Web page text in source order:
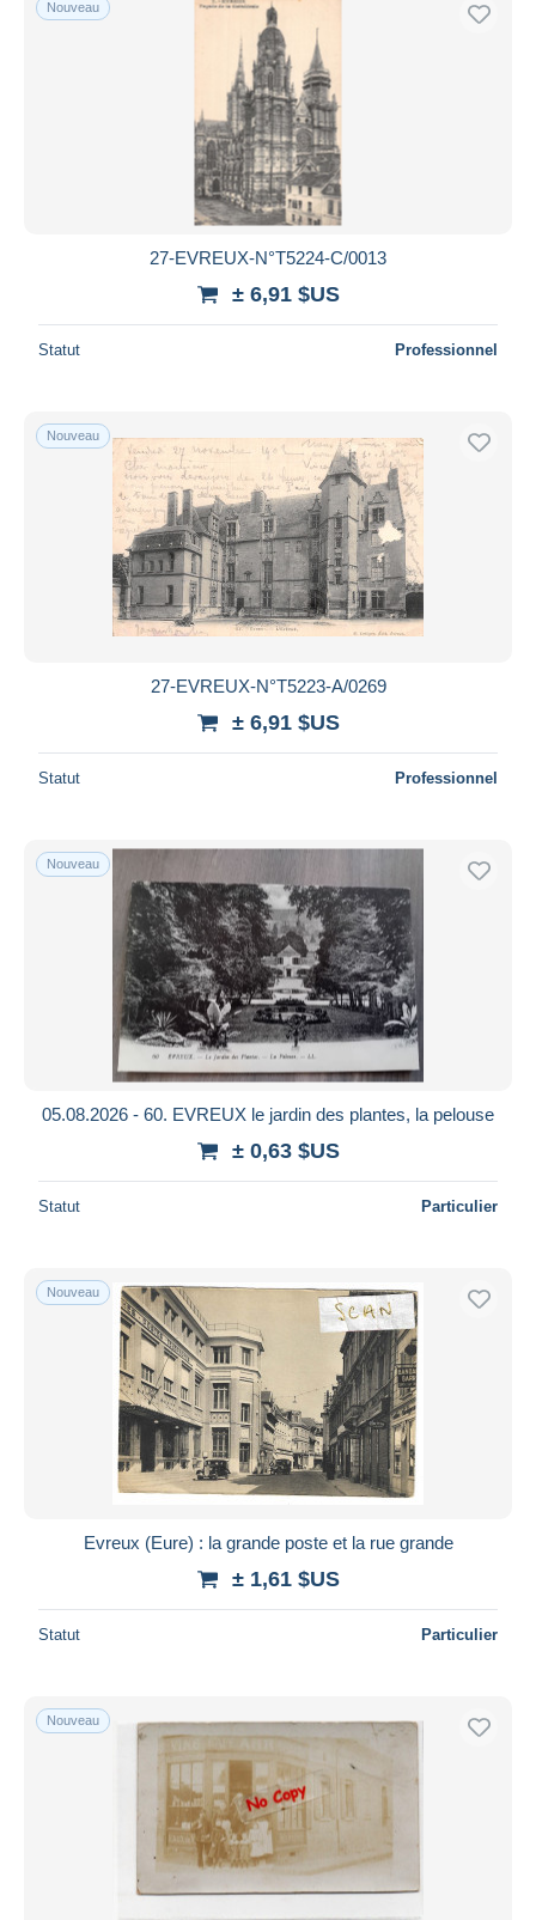
Uniquement en réduction
Méthodes de paiement
Virement bancaire
Mastercard
Bancontact
Tout désélectionner
Monde entier
Appliquer
Nouveau
27-EVREUX-N°T5224-C/0013
± 6,91 $US
Statut Professionnel
Nouveau
27-EVREUX-N°T5223-A/0269
± 6,91 $US
Statut Professionnel
Nouveau
05.08.2026 - 60. EVREUX le jardin des plantes, la pelouse
± 0,63 $US
Statut Particulier
Nouveau
Evreux (Eure) : la grande poste et la rue grande
± 1,61 $US
Statut Particulier
Nouveau